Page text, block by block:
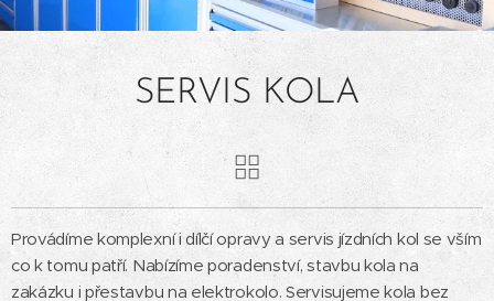
SERVIS KOLA
Provádíme komplexní i dílčí opravy a servis jízdních kol se vším
co k tomu patří. Nabízíme poradenství, stavbu kola na
zakázku i přestavbu na elektrokolo. Servisujeme kola bez